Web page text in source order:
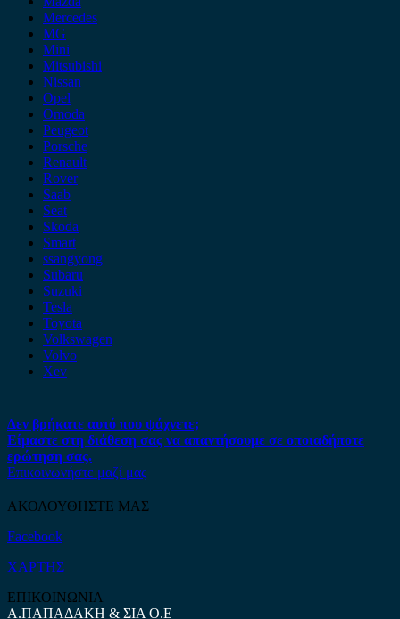
Mercedes
MG
Mini
Mitsubishi
Nissan
Opel
Omoda
Peugeot
Porsche
Renault
Rover
Saab
Seat
Skoda
Smart
ssangyong
Subaru
Suzuki
Tesla
Toyota
Volkswagen
Volvo
Xev
Δεν βρήκατε αυτό που ψάχνετε;
Είμαστε στη διάθεση σας να απαντήσουμε σε οποιαδήποτε
ερώτηση σας.
Επικοινωνήστε μαζί μας
ΑΚΟΛΟΥΘΗΣΤΕ ΜΑΣ
Facebook
ΧΑΡΤΗΣ
ΕΠΙΚΟΙΝΩΝΙΑ
Α.ΠΑΠΑΔΑΚΗ & ΣΙΑ Ο.Ε